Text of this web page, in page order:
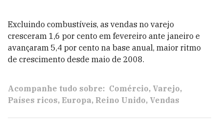
Excluindo combustíveis, as vendas no varejo
cresceram 1,6 por cento em fevereiro ante janeiro e
avançaram 5,4 por cento na base anual, maior ritmo
de crescimento desde maio de 2008.
Acompanhe tudo sobre: Comércio Varejo
Países ricos Europa Reino Unido Vendas